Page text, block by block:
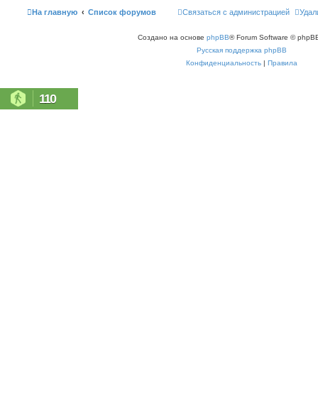
На главную Список форумов Связаться с администрацией
Создано на основе phpBB® Forum Software ©
Русская поддержка phpBB
Конфиденциальность | Правила
110